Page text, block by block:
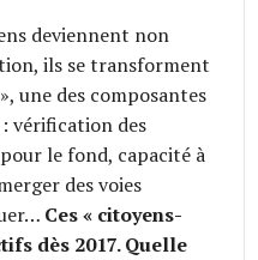
deviennent non
ils se transforment
une des composantes
vérification des
le fond, capacité à
des voies
Ces « citoyens-
dès 2017. Quelle